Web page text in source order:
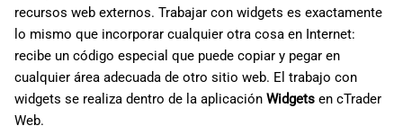
ไทย
Tiếng Việt
한국어
中文
z
n
recursos web externos. Trabajar con widgets es exactamente
lo mismo que incorporar cualquier otra cosa en Internet:
recibe un código especial que puede copiar y pegar en
cualquier área adecuada de otro sitio web. El trabajo con
widgets se realiza dentro de la aplicación Widgets en cTrader
Web.